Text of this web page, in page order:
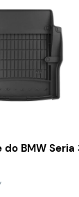
BMW Seria